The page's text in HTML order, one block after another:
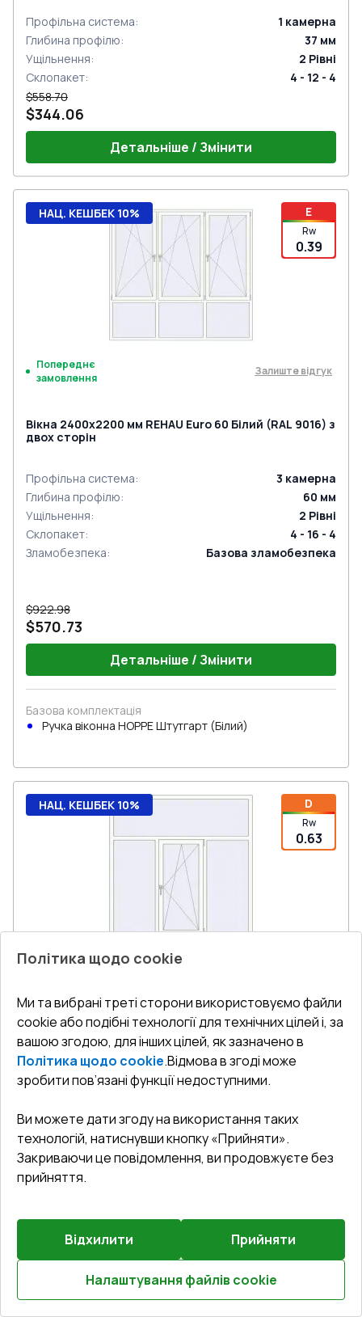
Розрахуй онлайн
Профільна система: 1 камерна
Глибина профілю: 37 мм
Ущільнення: 2 Рівні
Склопакет:
4 - 12 - 4
$558.70
$344.06
Детальніше / Змінити
E
Rw
0.39
НАЦ. КЕШБЕК 10%
Попереднє
замовлення
Залиште відгук
Вікна 2400x2200 мм REHAU Euro 60 Білий (RAL 9016) з
двох сторін
Профільна система: 3 камерна
Глибина профілю: 60 мм
Ущільнення: 2 Рівні
Склопакет:
4 - 16 - 4
Зламобезпека: Базова зламобезпека
$922.98
$570.73
Детальніше / Змінити
Базова комплектація
Ручка віконна HOPPE Штутгарт (Білий)
D
Rw
0.63
НАЦ. КЕШБЕК 10%
Попереднє
Вікна 1800x1800 мм REHAU Euro 60 Білий (RAL 9016) з
двох сторін
Профільна система 3 камерна
Глибина профілю :
Склопакет :
4 - 16 - 4 LE
Зламобезпека : Базова зламобезпека
$260.11
Детальніше / Змінити
Оптимальна комплектація
Політика щодо cookie
Ми та вибрані треті сторони використовуємо файли
cookie або подібні технології для технічних цілей і, за
вашою згодою, для інших цілей, як зазначено в
Політика щодо cookie.Відмова в згоді може
зробити пов’язані функції недоступними.
Ви можете дати згоду на використання таких
технологій, натиснувши кнопку «Прийняти».
Закриваючи це повідомлення, ви продовжуєте без
прийняття.
Відхилити Прийняти
Налаштування файлів cookie